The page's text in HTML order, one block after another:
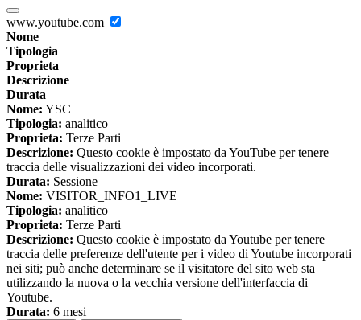
www.youtube.com
Nome
Tipologia
Proprieta
Descrizione
Durata
Nome: YSC
Tipologia: analitico
Proprieta: Terze Parti
Descrizione: Questo cookie è impostato da YouTube per tenere
traccia delle visualizzazioni dei video incorporati.
Durata: Sessione
Nome: VISITOR_INFO1_LIVE
Tipologia: analitico
Proprieta: Terze Parti
Descrizione: Questo cookie è impostato da Youtube per tenere
traccia delle preferenze dell'utente per i video di Youtube incorporati
nei siti; può anche determinare se il visitatore del sito web sta
utilizzando la nuova o la vecchia versione dell'interfaccia di
Youtube.
Durata: 6 mesi